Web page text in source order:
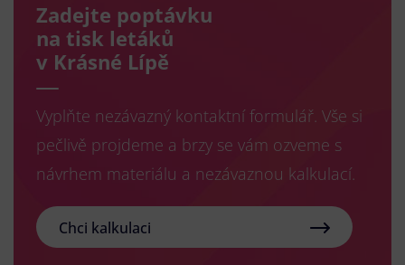
Zadejte poptávku
na tisk letáků
v Krásné Lípě
Vyplňte nezávazný kontaktní formulář. Vše si
pečlivě projdeme a brzy se vám ozveme s
návrhem materiálu a nezávaznou kalkulací.
Chci kalkulaci